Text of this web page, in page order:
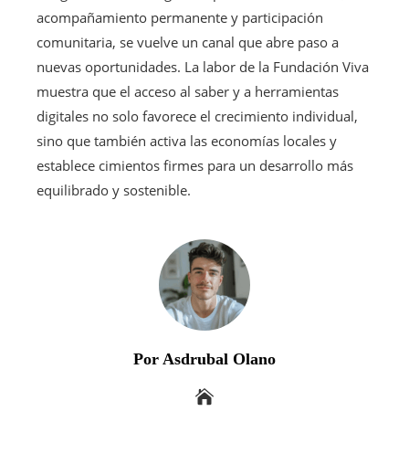
acompañamiento permanente y participación
comunitaria, se vuelve un canal que abre paso a
nuevas oportunidades. La labor de la Fundación Viva
muestra que el acceso al saber y a herramientas
digitales no solo favorece el crecimiento individual,
sino que también activa las economías locales y
establece cimientos firmes para un desarrollo más
equilibrado y sostenible.
Por Asdrubal Olano